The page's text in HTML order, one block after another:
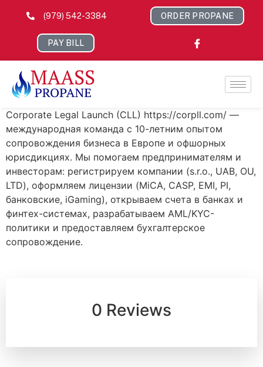
(979) 542-3384 ORDER PROPANE
PAY BILL
Corporate Legal Launch (CLL) https://corpll.com/ —
международная команда с 10-летним опытом
сопровождения бизнеса в Европе и офшорных
юрисдикциях. Мы помогаем предпринимателям и
инвесторам: регистрируем компании (s.r.o., UAB, OU,
LTD), оформляем лицензии (MiCA, CASP, EMI, PI,
банковские, iGaming), открываем счета в банках и
финтех-системах, разрабатываем AML/KYC-
политики и предоставляем бухгалтерское
сопровождение.
0 Reviews